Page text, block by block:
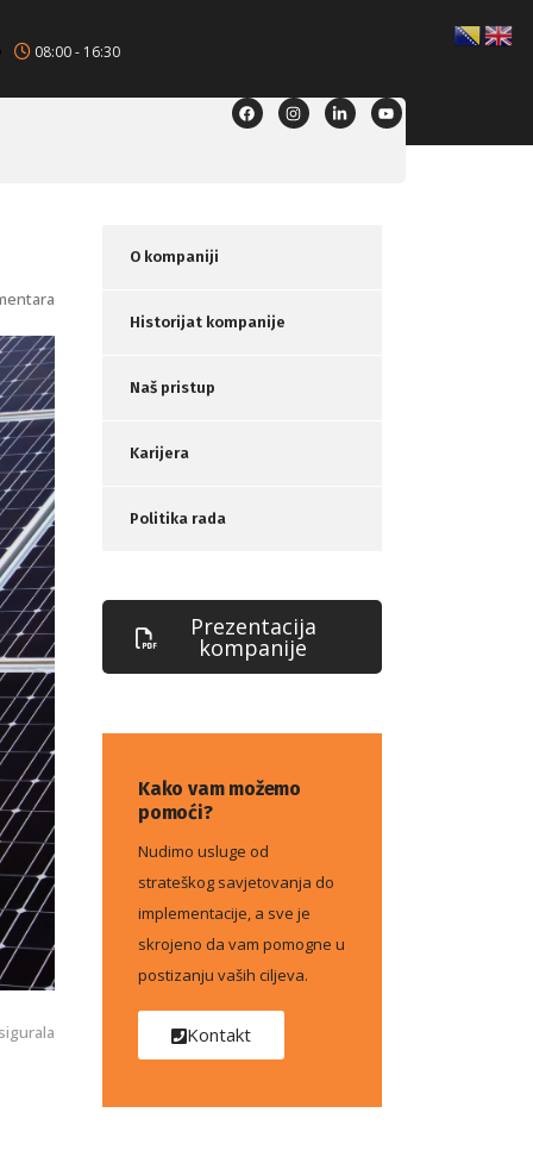
08:00 - 16:30
O kompaniji
Historijat kompanije
Naš pristup
Karijera
Politika rada
Prezentacija
kompanije
Kako vam možemo
pomoći?
Nudimo usluge od
strateškog savjetovanja do
implementacije, a sve je
skrojeno da vam pomogne u
postizanju vaših ciljeva.
Kontakt